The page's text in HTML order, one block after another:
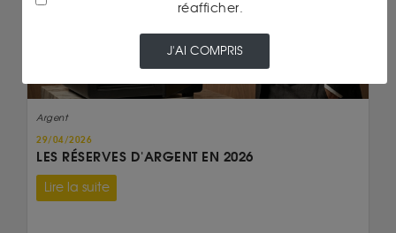
Argent
29/04/2026
LES RÉSERVES D'ARGENT EN 2026
Lire la suite
réafficher.
J'AI COMPRIS